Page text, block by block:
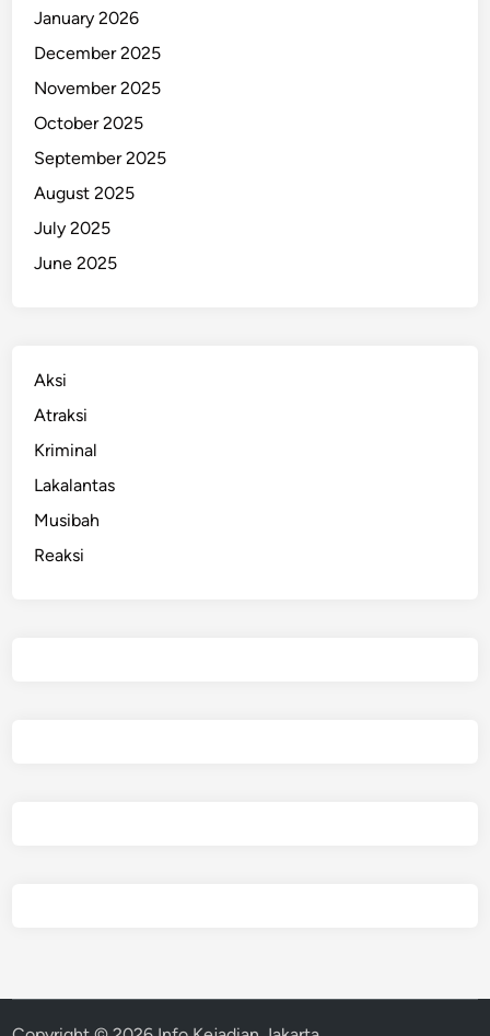
January 2026
December 2025
November 2025
October 2025
September 2025
August 2025
July 2025
June 2025
Aksi
Atraksi
Kriminal
Lakalantas
Musibah
Reaksi